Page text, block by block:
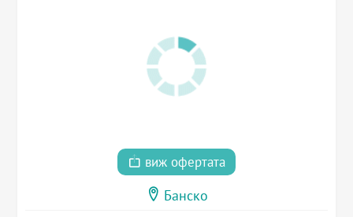
виж офертата
Банско